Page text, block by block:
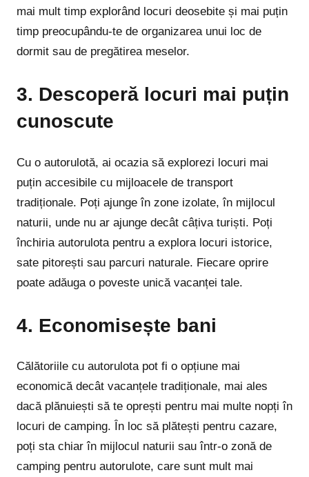
mai mult timp explorând locuri deosebite și mai puțin
timp preocupându-te de organizarea unui loc de
dormit sau de pregătirea meselor.
3. Descoperă locuri mai puțin
cunoscute
Cu o autorulotă, ai ocazia să explorezi locuri mai
puțin accesibile cu mijloacele de transport
tradiționale. Poți ajunge în zone izolate, în mijlocul
naturii, unde nu ar ajunge decât câțiva turiști. Poți
închiria autorulota pentru a explora locuri istorice,
sate pitorești sau parcuri naturale. Fiecare oprire
poate adăuga o poveste unică vacanței tale.
4. Economisește bani
Călătoriile cu autorulota pot fi o opțiune mai
economică decât vacanțele tradiționale, mai ales
dacă plănuiești să te oprești pentru mai multe nopți în
locuri de camping. În loc să plătești pentru cazare,
poți sta chiar în mijlocul naturii sau într-o zonă de
camping pentru autorulote, care sunt mult mai